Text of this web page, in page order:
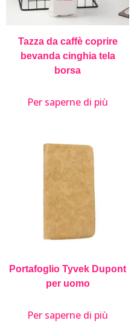
Tazza da caffè coprire
bevanda cinghia tela
borsa
Per saperne di più
Portafoglio Tyvek Dupont
per uomo
Per saperne di più